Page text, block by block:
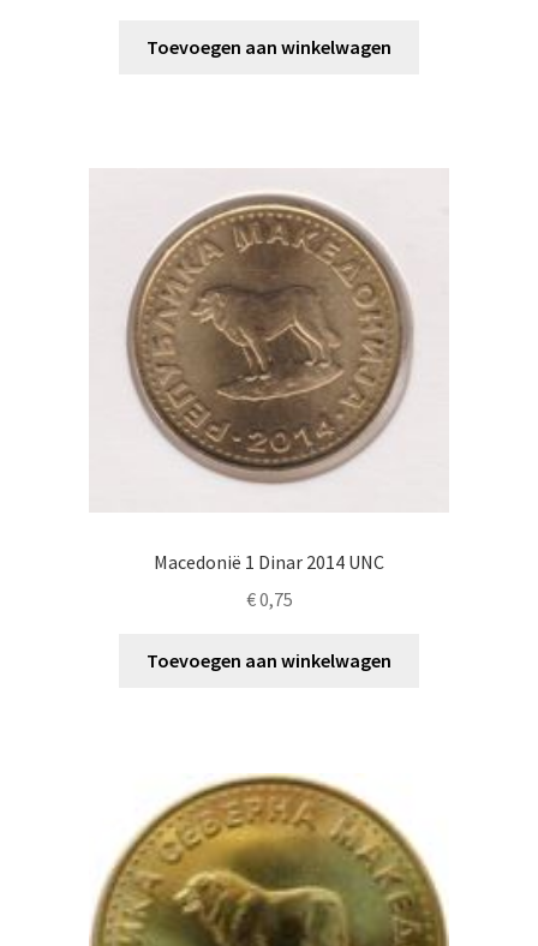
Toevoegen aan winkelwagen
Macedonië 1 Dinar 2014 UNC
€0,75
Toevoegen aan winkelwagen